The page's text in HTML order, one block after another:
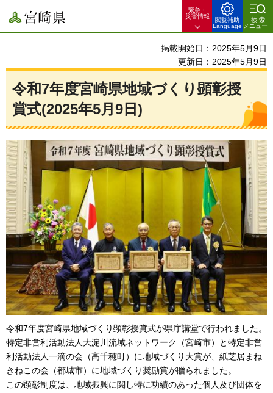
宮崎県
緊急・
災害情報
閲覧補助
Language
検索
メニュー
掲載開始日：2025年5月9日
更新日：2025年5月9日
令和7年度宮崎県地域づくり顕彰授
賞式(2025年5月9日)
令和7年度宮崎県地域づくり顕彰授賞式が県庁講堂で行われました。
特定非営利活動法人大淀川流域ネットワーク（宮崎市）と特定非営
利活動法人一滴の会（高千穂町）に地域づくり大賞が、紙芝居まね
きねこの会（都城市）に地域づくり奨励賞が贈られました。
この顕彰制度は、地域振興に関し特に功績のあった個人及び団体を